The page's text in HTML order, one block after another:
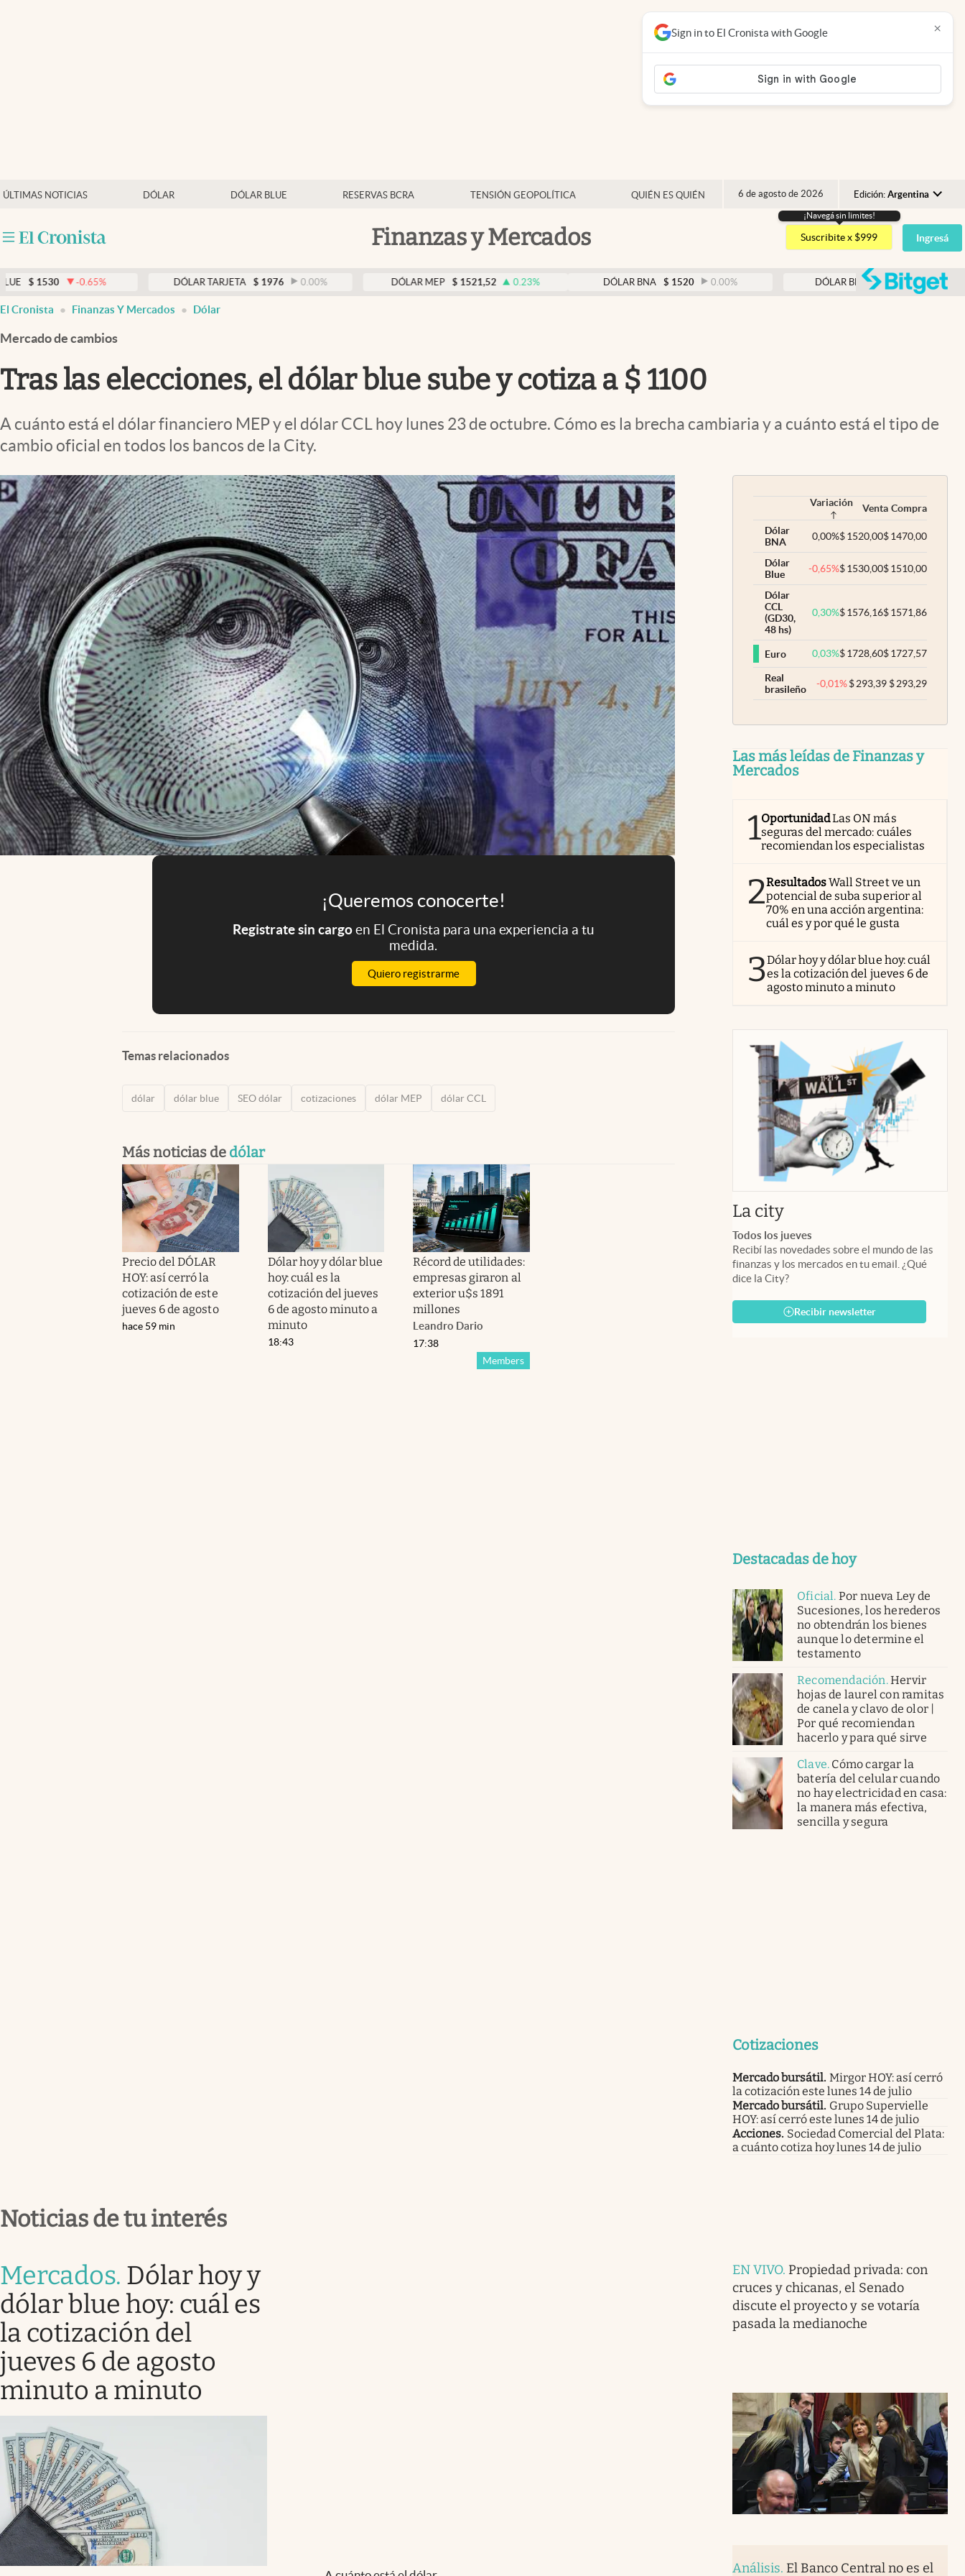
ÚLTIMAS NOTICIAS DÓLAR DÓLAR BLUE RESERVAS BCRA TENSIÓN GEOPOLÍTICA QUIÉN ES QUIÉN 6 de agosto de 2026 Edición: Argentina
Argentina
España
USA
Finanzas y Mercados
Mercados Online
Otras secciones
Clima
Eventos Corporativos
Mediakit
abre en nueva pestaña
¡Navegá sin limites!
Suscribite x $999 Ingresá
-0.65% DÓLAR TARJETA $ 1976 0.00% DÓLAR MEP $ 1521,52 0.23% DÓLAR BNA $ 1520 0.00% DÓLAR BLUE $ 1530 -0.65%
Sign in to El Cronista with Google ×
El Cronista Finanzas Y Mercados Dólar
Mercado de cambios
Tras las elecciones, el dólar blue sube y cotiza a $ 1100
A cuánto está el dólar financiero MEP y el dólar CCL hoy lunes 23 de octubre. Cómo es la brecha cambiaria y a cuánto está el tipo de
cambio oficial en todos los bancos de la City.
¡Queremos conocerte!
Registrate sin cargoen El Cronista para una experiencia a tu
medida.
Quiero registrarme
Temas relacionados
dólar dólar blue SEO dólar cotizaciones dólar MEP dólar CCL
Más noticias de dólar
Precio del DÓLAR
HOY: así cerró la
cotización de este
jueves 6 de agosto
hace 59 min
Dólar hoy y dólar blue
hoy: cuál es la
cotización del jueves
6 de agosto minuto a
minuto
18:43
Récord de utilidades:
empresas giraron al
exterior u$s 1891
millones
Leandro Dario
Members
17:38
Variación Venta Compra
Dólar
BNA
0,00%$1520,00$1470,00
Dólar
Blue
-0,65%$1530,00$1510,00
Dólar
CCL
(GD30,
48 hs)
0,30%$1576,16$1571,86
Euro 0,03%$1728,60$1727,57
Real
brasileño
-0,01% $293,39 $293,29
Las más leídas de Finanzas y
Mercados
1OportunidadLas ON más
seguras del mercado: cuáles
recomiendan los especialistas
2ResultadosWall Street ve un
potencial de suba superior al
70% en una acción argentina:
cuál es y por qué le gusta
3Dólar hoy y dólar blue hoy: cuál
es la cotización del jueves 6 de
agosto minuto a minuto
La cityabre en nueva pestaña
Todos los jueves
Recibí las novedades sobre el mundo de las
finanzas y los mercados en tu email. ¿Qué
dice la City?
Recibir newsletter
Destacadas de hoy
Oficial. Por nueva Ley de
Sucesiones, los herederos
no obtendrán los bienes
aunque lo determine el
testamento
Recomendación.Hervir
hojas de laurel con ramitas
de canela y clavo de olor |
Por qué recomiendan
hacerlo y para qué sirve
Clave. Cómo cargar la
batería del celular cuando
no hay electricidad en casa:
la manera más efectiva,
sencilla y segura
Cotizaciones
Mercado bursátil. Mirgor HOY: así cerró
la cotización este lunes 14 de julio
Mercado bursátil. Grupo Supervielle
HOY: así cerró este lunes 14 de julio
Acciones. Sociedad Comercial del Plata:
a cuánto cotiza hoy lunes 14 de julio
Noticias de tu interés
Mercados. Dólar hoy y
dólar blue hoy: cuál es
la cotización del
jueves 6 de agosto
minuto a minuto
EN VIVO. Propiedad privada: con
cruces y chicanas, el Senado
discute el proyecto y se votaría
pasada la medianoche
Análisis. El Banco Central no es el